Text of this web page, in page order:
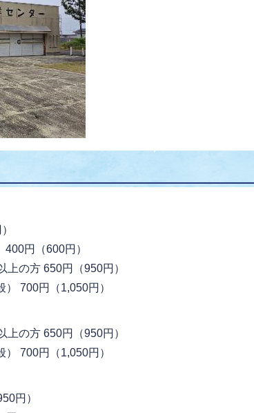
円（600円）
の方 650円（950円）
700円（1,050円）
の方 650円（950円）
700円（1,050円）
円）